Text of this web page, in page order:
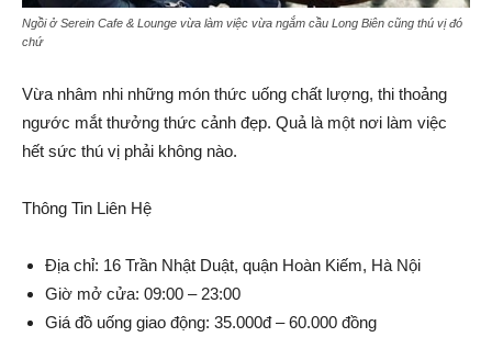
Ngồi ở Serein Cafe & Lounge vừa làm việc vừa ngắm cầu Long Biên cũng thú vị đó
chứ
Vừa nhâm nhi những món thức uống chất lượng, thi thoảng
ngước mắt thưởng thức cảnh đẹp. Quả là một nơi làm việc
hết sức thú vị phải không nào.
Thông Tin Liên Hệ
Địa chỉ: 16 Trần Nhật Duật, quận Hoàn Kiếm, Hà Nội
Giờ mở cửa: 09:00 – 23:00
Giá đồ uống giao động: 35.000đ – 60.000 đồng